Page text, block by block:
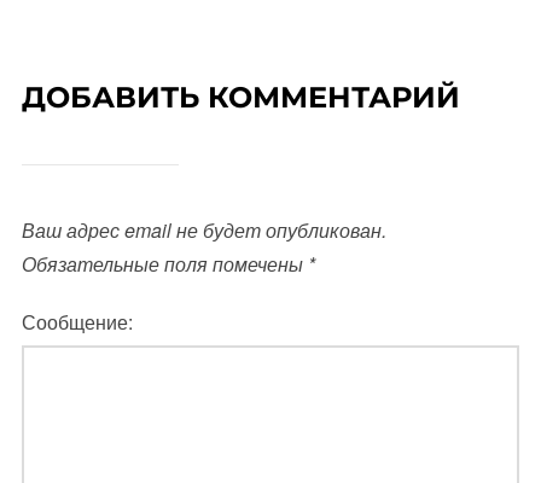
ДОБАВИТЬ КОММЕНТАРИЙ
Ваш адрес email не будет опубликован.
Обязательные поля помечены *
Сообщение: